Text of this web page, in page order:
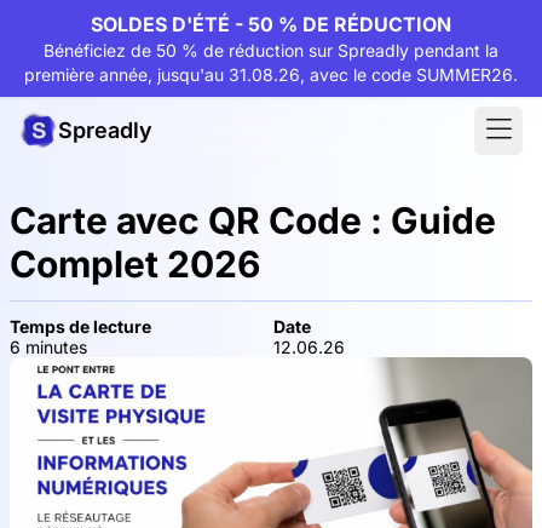
SOLDES D'ÉTÉ - 50 % DE RÉDUCTION
Bénéficiez de 50 % de réduction sur Spreadly pendant la
première année, jusqu'au 31.08.26, avec le code SUMMER26.
Spreadly
Carte avec QR Code : Guide
Complet 2026
Temps de lecture
6 minutes
Date
12.06.26